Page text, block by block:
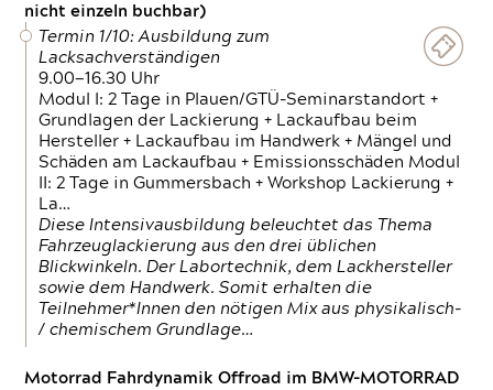
nicht einzeln buchbar)
Termin 1/10: Ausbildung zum
Lacksachverständigen
9.00—16.30 Uhr
Modul I: 2 Tage in Plauen/GTÜ-Seminarstandort +
Grundlagen der Lackierung + Lackaufbau beim
Hersteller + Lackaufbau im Handwerk + Mängel und
Schäden am Lackaufbau + Emissionsschäden Modul
II: 2 Tage in Gummersbach + Workshop Lackierung +
La…
Diese Intensivausbildung beleuchtet das Thema
Fahrzeuglackierung aus den drei üblichen
Blickwinkeln. Der Labortechnik, dem Lackhersteller
sowie dem Handwerk. Somit erhalten die
Teilnehmer*Innen den nötigen Mix aus physikalisch-
/ chemischem Grundlage…
Motorrad Fahrdynamik Offroad im BMW-MOTORRAD